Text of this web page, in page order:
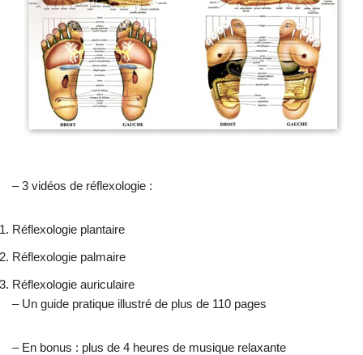
– 3 vidéos de réflexologie :
Réflexologie plantaire
Réflexologie palmaire
Réflexologie auriculaire
– Un guide pratique illustré de plus de 110 pages
– En bonus : plus de 4 heures de musique relaxante